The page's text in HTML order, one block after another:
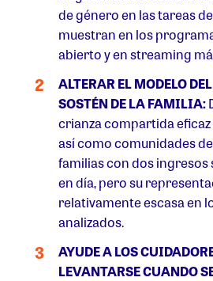
de género en las tareas
muestran en los
abierto y en streaming
ALTERAR EL MODELO
SOSTÉN DE LA FAMILIA:
crianza compartida eficaz
así como comunidades
familias con dos ingresos
en día, pero su
relativamente escasa en
analizados.
AYUDE A LOS
LEVANTARSE CUANDO